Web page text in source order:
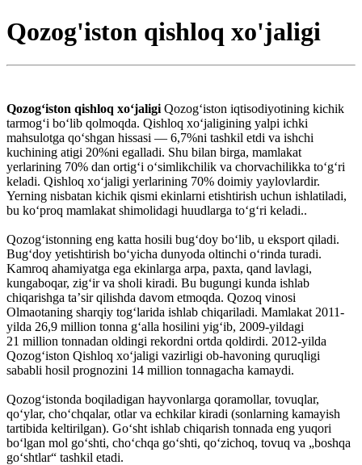
Qozog'iston qishloq xo'jaligi
Qozogʻiston qishloq xoʻjaligi Qozogʻiston iqtisodiyotining kichik
tarmogʻi boʻlib qolmoqda. Qishloq xoʻjaligining yalpi ichki
mahsulotga qoʻshgan hissasi — 6,7%ni tashkil etdi va ishchi
kuchining atigi 20%ni egalladi. Shu bilan birga, mamlakat
yerlarining 70% dan ortigʻi oʻsimlikchilik va chorvachilikka toʻgʻri
keladi. Qishloq xoʻjaligi yerlarining 70% doimiy yaylovlardir.
Yerning nisbatan kichik qismi ekinlarni etishtirish uchun ishlatiladi,
bu koʻproq mamlakat shimolidagi huudlarga toʻgʻri keladi..
Qozogʻistonning eng katta hosili bugʻdoy boʻlib, u eksport qiladi.
Bugʻdoy yetishtirish boʻyicha dunyoda oltinchi oʻrinda turadi.
Kamroq ahamiyatga ega ekinlarga arpa, paxta, qand lavlagi,
kungaboqar, zigʻir va sholi kiradi. Bu bugungi kunda ishlab
chiqarishga taʼsir qilishda davom etmoqda. Qozoq vinosi
Olmaotaning sharqiy togʻlarida ishlab chiqariladi. Mamlakat 2011-
yilda 26,9 million tonna gʻalla hosilini yigʻib, 2009-yildagi
21 million tonnadan oldingi rekordni ortda qoldirdi. 2012-yilda
Qozogʻiston Qishloq xoʻjaligi vazirligi ob-havoning quruqligi
sababli hosil prognozini 14 million tonnagacha kamaydi.
Qozogʻistonda boqiladigan hayvonlarga qoramollar, tovuqlar,
qoʻylar, choʻchqalar, otlar va echkilar kiradi (sonlarning kamayish
tartibida keltirilgan). Goʻsht ishlab chiqarish tonnada eng yuqori
boʻlgan mol goʻshti, choʻchqa goʻshti, qoʻzichoq, tovuq va „boshqa
goʻshtlar“ tashkil etadi.